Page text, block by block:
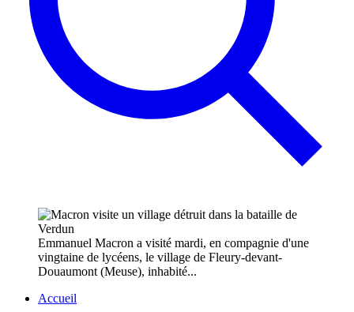
Emmanuel Macron a visité mardi, en compagnie d'une
vingtaine de lycéens, le village de Fleury-devant-
Douaumont (Meuse), inhabité...
Accueil